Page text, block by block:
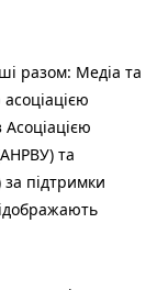
разом: Медіа та
Асоціацією
та
за підтримки